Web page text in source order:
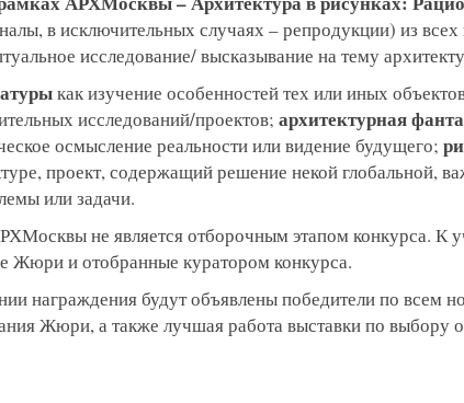
в исключительных случаях – репродукции) из
исследование/ высказывание на тему
как изучение особенностей тех или иных
исследований/проектов; архитектурная
осмысление реальности или видение будущего;
проект, содержащий решение некой глобальной,
или задачи.
не является отборочным этапом конкурса. К
Жюри и отобранные куратором конкурса.
награждения будут объявлены победители по всем
Жюри, а также лучшая работа выставки по